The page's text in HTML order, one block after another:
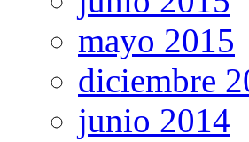
mayo 2015
diciembre
junio 2014